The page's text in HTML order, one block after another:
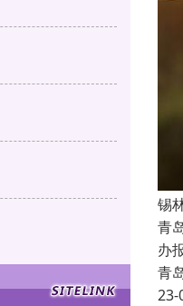
锡
青
办
青
23-